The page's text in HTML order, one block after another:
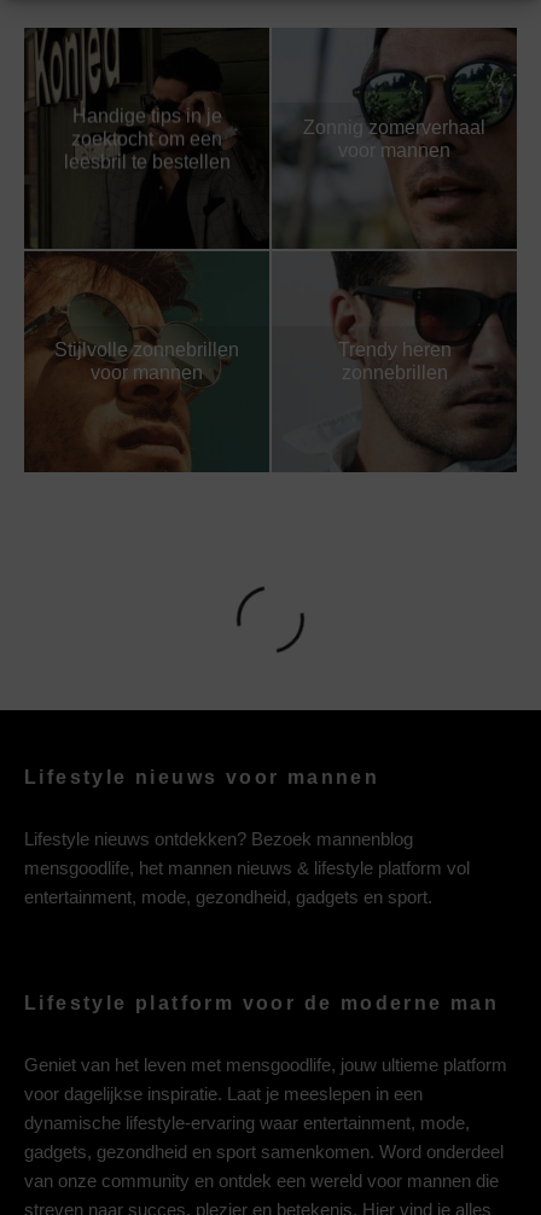
Handige tips in je
zoektocht om een
leesbril te bestellen
Zonnig zomerverhaal
voor mannen
Stijlvolle zonnebrillen
voor mannen
Trendy heren
zonnebrillen
Lifestyle nieuws voor mannen
Lifestyle nieuws ontdekken? Bezoek mannenblog
mensgoodlife, het mannen nieuws & lifestyle platform vol
entertainment, mode, gezondheid, gadgets en sport.
Lifestyle platform voor de moderne man
Geniet van het leven met mensgoodlife, jouw ultieme platform
voor dagelijkse inspiratie. Laat je meeslepen in een
dynamische lifestyle-ervaring waar entertainment, mode,
gadgets, gezondheid en sport samenkomen. Word onderdeel
van onze community en ontdek een wereld voor mannen die
streven naar succes, plezier en betekenis. Hier vind je alles